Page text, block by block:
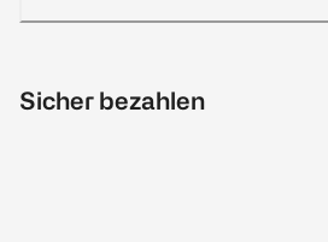
Sicher bezahlen